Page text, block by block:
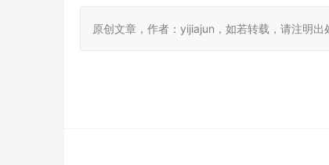
原创文章，作者：yijiajun，如若转载，请注明